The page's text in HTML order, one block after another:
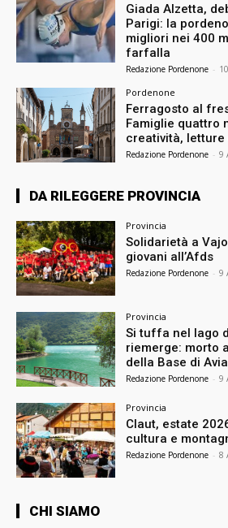
Giada Alzetta,
Parigi: la
migliori nei 400
farfalla
Redazione Pordenone -
Pordenone
Ferragosto al
Famiglie quattro
creatività, letture
Redazione Pordenone - 9
DA RILEGGERE PROVINCIA
Provincia
Solidarietà a
giovani all’Afds
Redazione Pordenone - 9
Provincia
Si tuffa nel lago
riemerge: morto
della Base di
Redazione Pordenone - 9
Provincia
Claut, estate
cultura e
Redazione Pordenone - 8
CHI SIAMO